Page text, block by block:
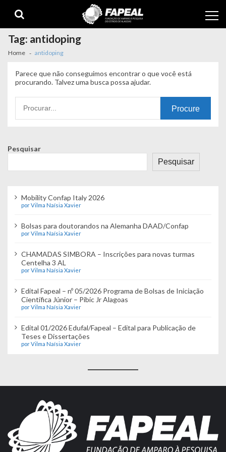
navigation
content
Tag: antidoping
Home antidoping
Parece que não conseguimos encontrar o que você está
procurando. Talvez uma busca possa ajudar.
por:
Pesquisar
Pesquisar
Mobility Confap Italy 2026
por Vilma Naísia Xavier
Bolsas para doutorandos na Alemanha DAAD/Confap
por Vilma Naísia Xavier
CHAMADAS SIMBORA – Inscrições para novas turmas
Centelha 3 AL
por Vilma Naísia Xavier
Edital Fapeal – nº 05/2026 Programa de Bolsas de Iniciação
Científica Júnior – Pibic Jr Alagoas
por Vilma Naísia Xavier
Edital 01/2026 Edufal/Fapeal – Edital para Publicação de
Teses e Dissertações
por Vilma Naísia Xavier